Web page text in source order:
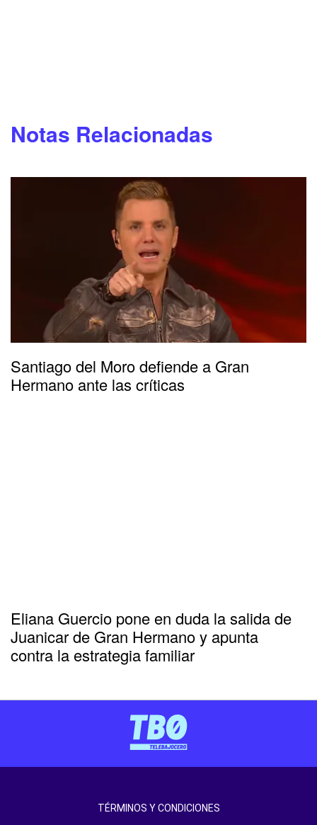
Notas Relacionadas
Santiago del Moro defiende a Gran
Hermano ante las críticas
Eliana Guercio pone en duda la salida de
Juanicar de Gran Hermano y apunta
contra la estrategia familiar
TÉRMINOS Y CONDICIONES